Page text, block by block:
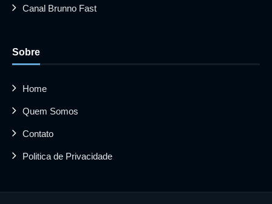
Canal Brunno Fast
Sobre
Home
Quem Somos
Contato
Politica de Privacidade